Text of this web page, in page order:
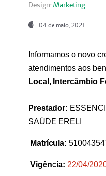
Design: Marketing
04 de maio, 2021
Informamos o novo
atendimentos aos
Local, Intercâmbio
Prestador:
SAÚDE ERELI
Matrícula:
Vigência: 22/04/